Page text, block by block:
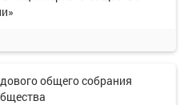
общего собрания